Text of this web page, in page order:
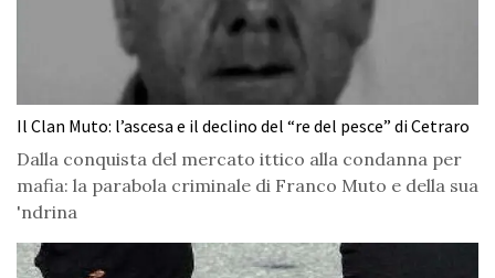
Il Clan Muto: l’ascesa e il declino del “re del pesce” di Cetraro
Dalla conquista del mercato ittico alla condanna per
mafia: la parabola criminale di Franco Muto e della sua
'ndrina